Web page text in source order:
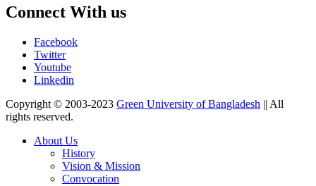
Connect With us
Facebook
Twitter
Youtube
Linkedin
Copyright © 2003-2023 Green University of Bangladesh || All
rights reserved.
About Us
History
Vision & Mission
Convocation